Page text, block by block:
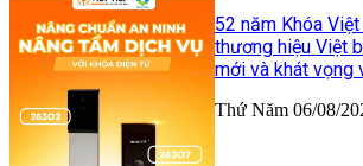
52 năm Khóa
thương hiệu Việt
mới và khát vọng
Thứ Năm 06/08/